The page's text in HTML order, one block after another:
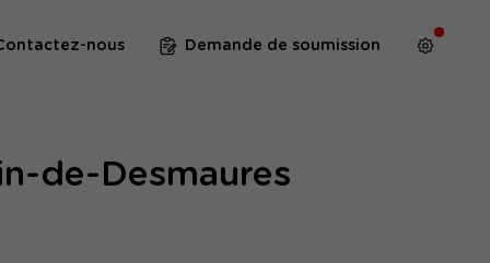
nous Demande de soumission
de-Desmaures